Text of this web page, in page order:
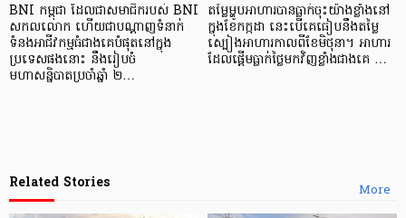
BNI កម្ពុជា ដែលជាសមាជិករបស់ BNI
សកលលោក ហើយជាបណ្ដាញទំនាក់
ទំនងអាជីវកម្មធំជាងគេបំផុតនៅក្នុង
ប្រទេសផងនោះ នឹងរៀបចំ
មហាសន្និបាតប្រចាំឆ្នាំ ២…
តម្លៃម្ហូបអាហារបានធ្លាក់ចុះយ៉ាងខ្លាំងនៅ
ក្នុងខែកក្កដា នេះបើគេធៀបនឹងតម្លៃ
ស្បៀងអាហារកាលពីខែមិថុនា។ អាហារ
ដែលផ្តើមធ្លាក់ថ្លៃមកវិញខ្លាំងជាងគេ …
More
Related Stories